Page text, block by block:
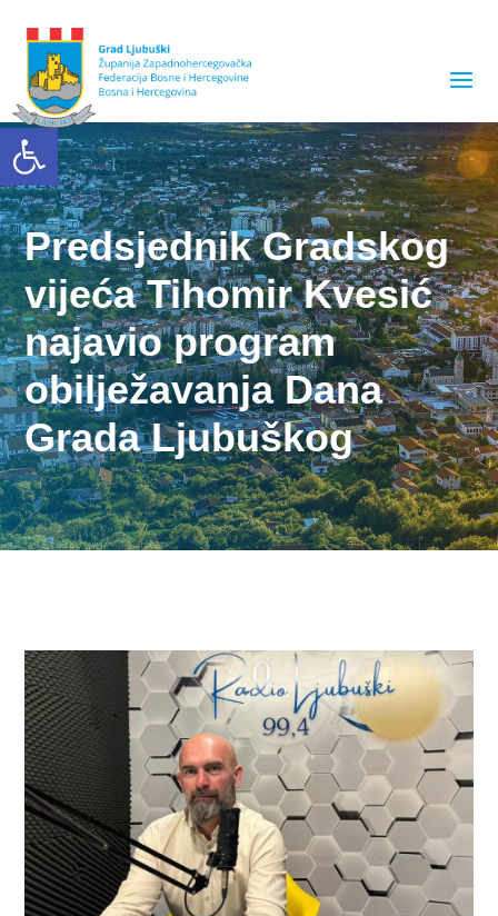
Predsjednik Gradskog
vijeća Tihomir Kvesić
najavio program
obilježavanja Dana
Grada Ljubuškog
Open toolbar